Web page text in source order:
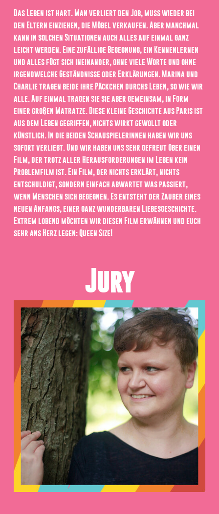
Das Leben ist hart. Man verliert den Job, muss wieder bei
den Eltern einziehen, die Möbel verkaufen. Aber manchmal
kann in solchen Situationen auch alles auf einmal ganz
leicht werden. Eine zufällige Begegnung, ein Kennenlernen
und alles fügt sich ineinander, ohne viele Worte und ohne
irgendwelche Geständnisse oder Erklärungen. Marina und
Charlie tragen beide ihre Päckchen durchs Leben, so wie wir
alle. Auf einmal tragen sie sie aber gemeinsam, in Form
einer großen Matratze. Diese kleine Geschichte aus Paris ist
aus dem Leben gegriffen, nichts wirkt gewollt oder
künstlich. In die beiden Schauspielerinnen haben wir uns
sofort verliebt. Und wir haben uns sehr gefreut über einen
Film, der trotz aller Herausforderungen im Leben kein
Problemfilm ist. Ein Film, der nichts erklärt, nichts
entschuldigt, sondern einfach abwartet was passiert,
wenn Menschen sich begegnen. Es entsteht der Zauber eines
neuen Anfangs, einer ganz wunderbaren Liebesgeschichte.
Extrem lobend möchten wir diesen Film erwähnen und euch
sehr ans Herz legen: Queen Size!
Jury